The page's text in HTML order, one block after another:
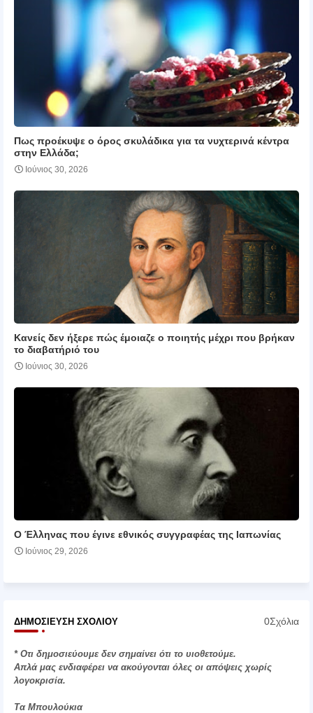
Πως προέκυψε ο όρος σκυλάδικα για τα νυχτερινά κέντρα
στην Ελλάδα;
Ιούνιος 30, 2026
Κανείς δεν ήξερε πώς έμοιαζε ο ποιητής μέχρι που βρήκαν
το διαβατήριό του
Ιούνιος 30, 2026
Ο Έλληνας που έγινε εθνικός συγγραφέας της Ιαπωνίας
Ιούνιος 29, 2026
ΔΗΜΟΣΊΕΥΣΗ ΣΧΟΛΊΟΥ 0Σχόλια
* Οτι δημοσιεύουμε δεν σημαίνει ότι το υιοθετούμε.
Απλά μας ενδιαφέρει να ακούγονται όλες οι απόψεις χωρίς
λογοκρισία.
Τα Μπουλούκια